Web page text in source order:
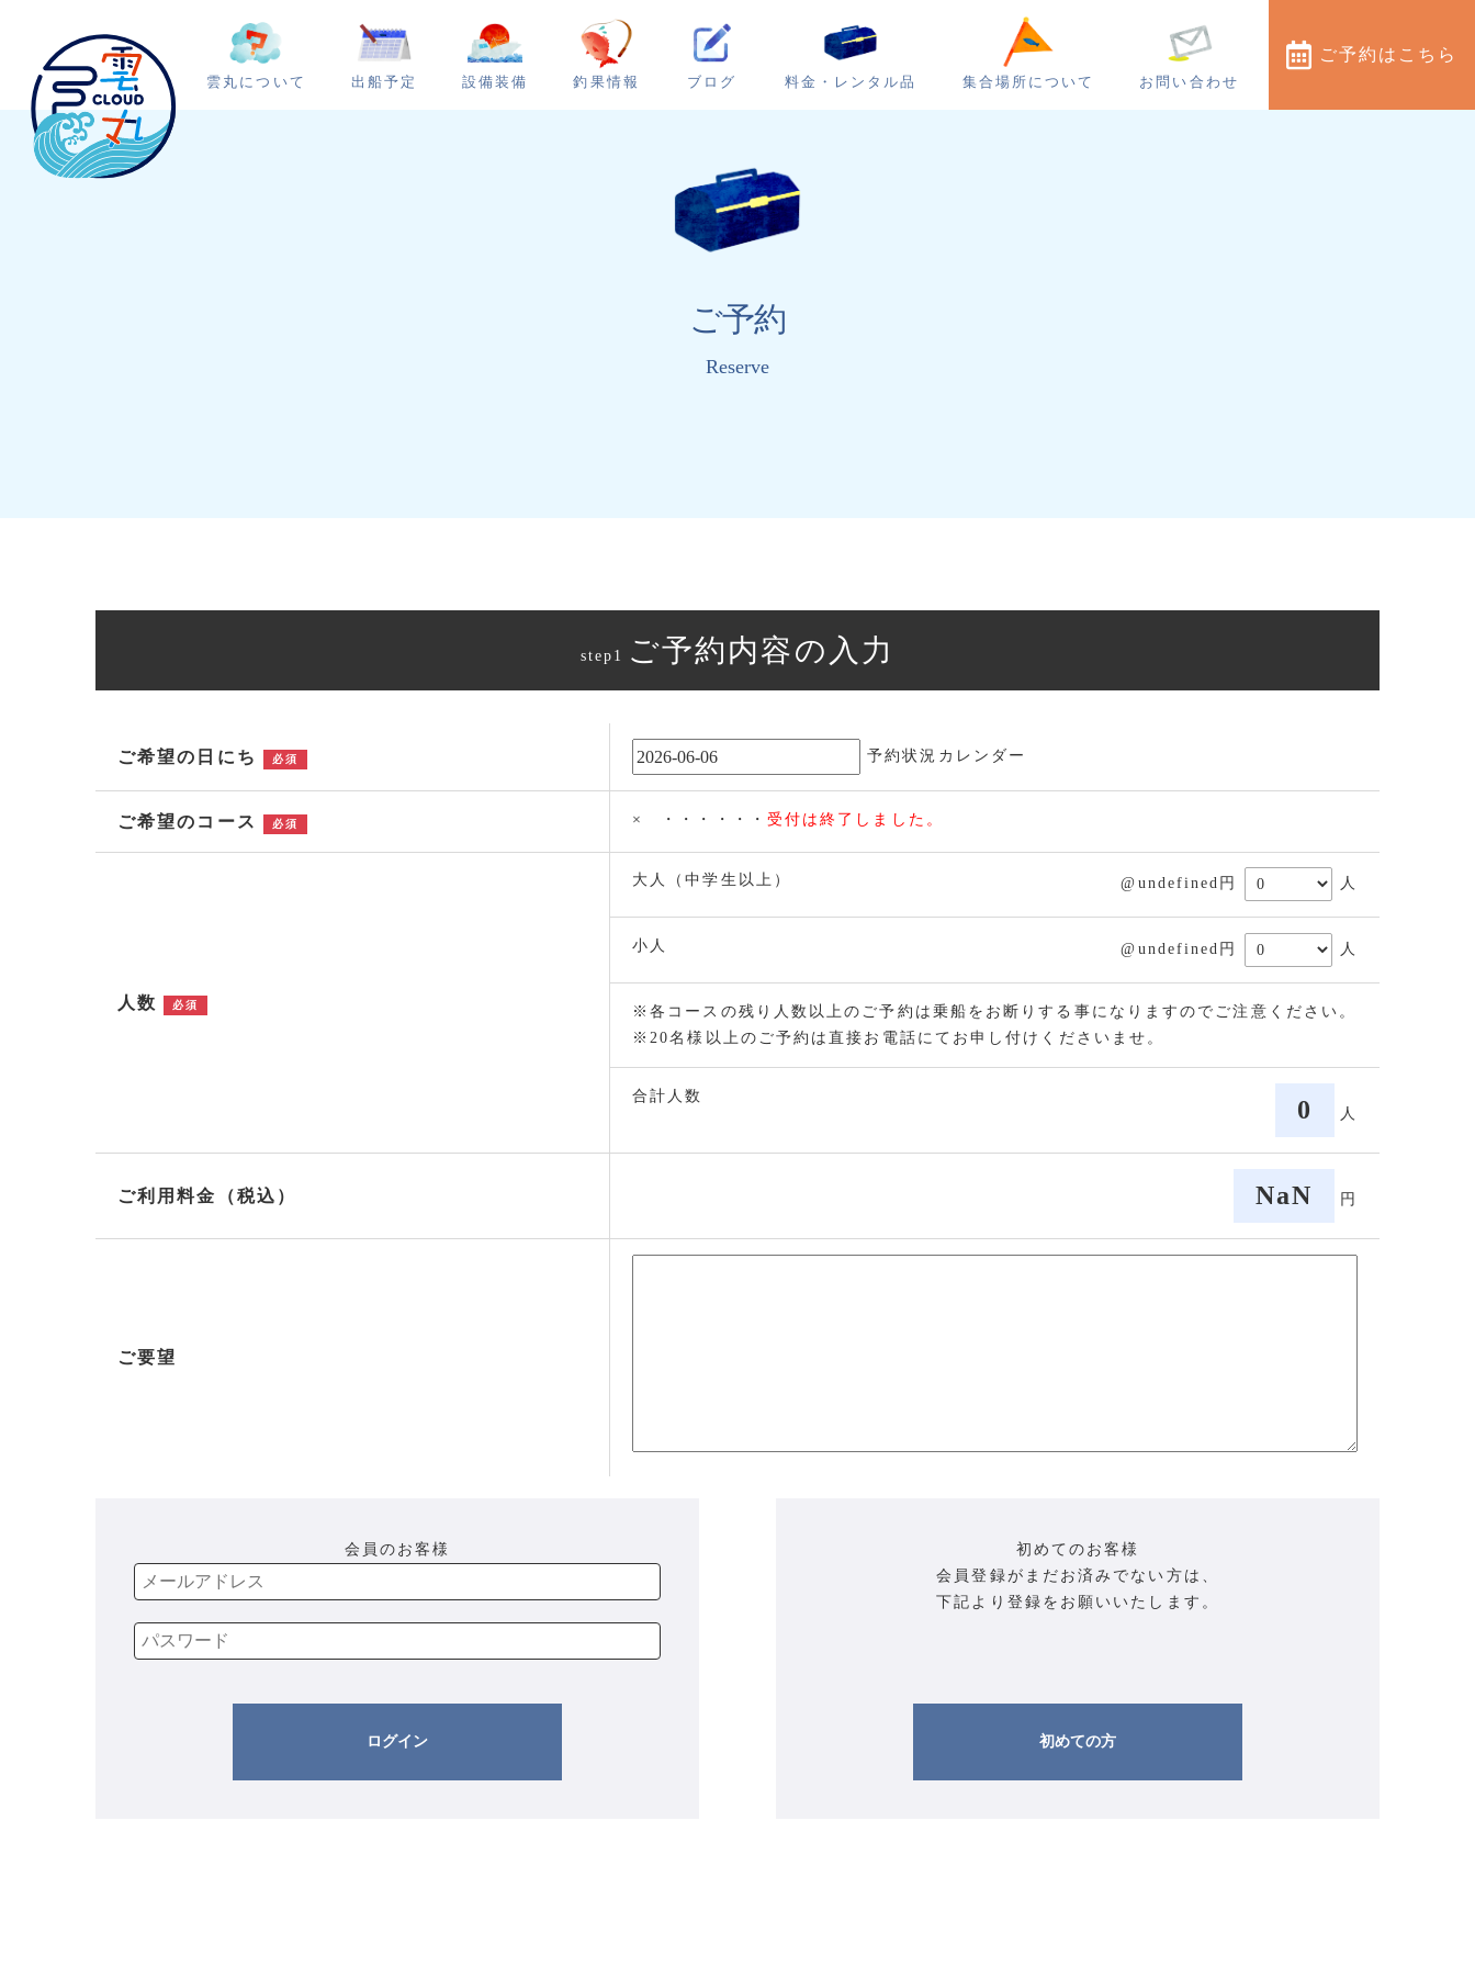
雲丸について 出船予定 設備装備 釣果情報 ブログ 料金・レンタル品 集合場所について お問い合わせ
ご予約 はこちら
ご予約
Reserve
step1 ご予約内容の入力
ご希望の日にち 必須 予約状況カレンダー
ご希望のコース 必須 × ・・・・・・ 受付は終了しました。
人数 必須
大人（中学生以上） @undefined円 人
小人 @undefined円 人
※各コースの残り人数以上のご予約は乗船をお断りする事になりますのでご注意ください。
※20名様以上のご予約は直接お電話にてお申し付けくださいませ。
合計人数 0 人
ご利用料金（税込） NaN 円
ご要望
会員のお客様
ログイン
初めてのお客様
会員登録がまだお済みでない方は、
下記より登録をお願いいたします。
初めての方